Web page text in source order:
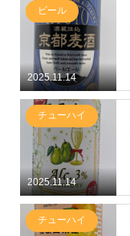
2025.11.14
ビール
2025.11.14
チューハイ
チューハイ